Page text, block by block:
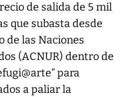
de salida de 5 mil
que subasta desde
de las Naciones
(ACNUR) dentro de
para
a paliar la